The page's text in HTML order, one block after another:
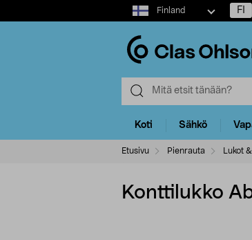
Select
market
Finland FI
Koti Sähkö
Etusivu Pienrauta Lukot
Konttilukko